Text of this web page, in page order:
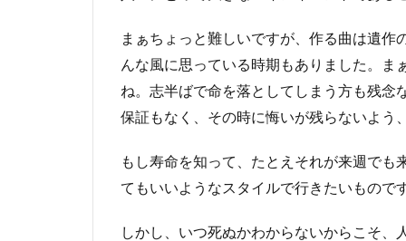
まぁちょっと難しいですが、作る曲は遺
んな風に思っている時期もありました。
ね。志半ばで命を落としてしまう方も残念
保証もなく、その時に悔いが残らないよう
もし寿命を知って、たとえそれが来週で
てもいいようなスタイルで行きたいもので
しかし、いつ死ぬかわからないからこそ